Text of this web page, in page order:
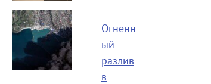
Огненн
ый
разлив
в